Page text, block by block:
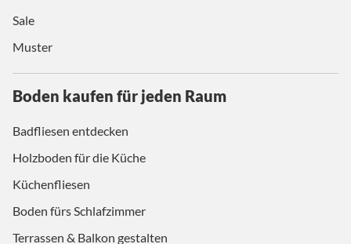
Sale
Muster
Boden kaufen für jeden Raum
Badfliesen entdecken
Holzboden für die Küche
Küchenfliesen
Boden fürs Schlafzimmer
Terrassen & Balkon gestalten